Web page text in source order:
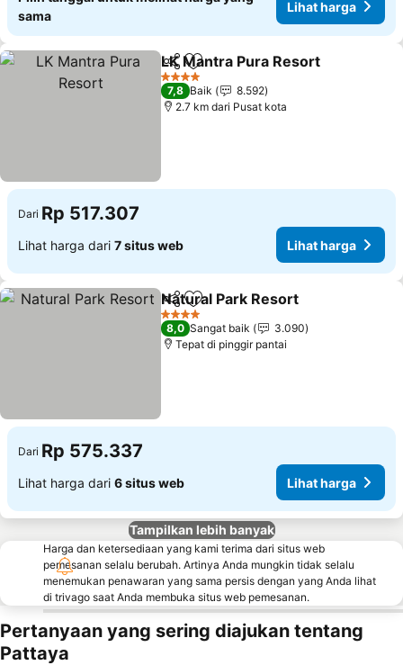
sama
Lihat harga
BagikanTambahkan ke favorit
LK Mantra Pura Resort
4 Bintang
7,8 Baik
8.592
2.7 km dari Pusat kota
Dari Rp 517.307
Lihat harga dari 7 situs web Lihat harga
BagikanTambahkan ke favorit
Natural Park Resort
4 Bintang
8,0 Sangat baik
3.090
Tepat di pinggir pantai
Dari Rp 575.337
Lihat harga dari 6 situs web Lihat harga
Tampilkan lebih banyak
Harga dan ketersediaan yang kami terima dari situs web
pemesanan selalu berubah. Artinya Anda mungkin tidak selalu
menemukan penawaran yang sama persis dengan yang Anda lihat
di trivago saat Anda membuka situs web pemesanan.
Pertanyaan yang sering diajukan tentang
Pattaya